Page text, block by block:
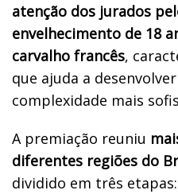
atenção dos jurados
envelhecimento de 18
carvalho francês,
que ajuda a
complexidade mais
A premiação reuniu
diferentes regiões do
dividido em três